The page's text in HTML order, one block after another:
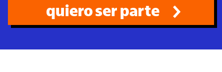
quiero ser parte